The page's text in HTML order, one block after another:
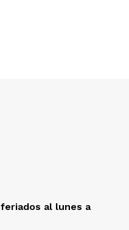
al lunes a